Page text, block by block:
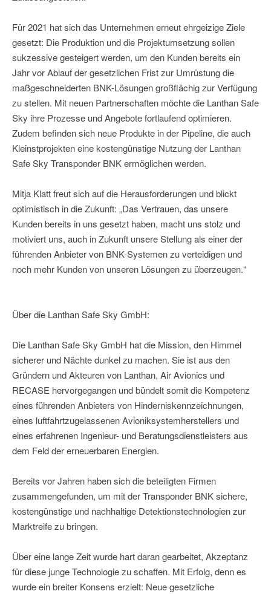
Für 2021 hat sich das Unternehmen erneut ehrgeizige Ziele
gesetzt: Die Produktion und die Projektumsetzung sollen
sukzessive gesteigert werden, um den Kunden bereits ein
Jahr vor Ablauf der gesetzlichen Frist zur Umrüstung die
maßgeschneiderten BNK-Lösungen großflächig zur Verfügung
zu stellen. Mit neuen Partnerschaften möchte die Lanthan Safe
Sky ihre Prozesse und Angebote fortlaufend optimieren.
Zudem befinden sich neue Produkte in der Pipeline, die auch
Kleinstprojekten eine kostengünstige Nutzung der Lanthan
Safe Sky Transponder BNK ermöglichen werden.
Mitja Klatt freut sich auf die Herausforderungen und blickt
optimistisch in die Zukunft: „Das Vertrauen, das unsere
Kunden bereits in uns gesetzt haben, macht uns stolz und
motiviert uns, auch in Zukunft unsere Stellung als einer der
führenden Anbieter von BNK-Systemen zu verteidigen und
noch mehr Kunden von unseren Lösungen zu überzeugen.“
Über die Lanthan Safe Sky GmbH:
Die Lanthan Safe Sky GmbH hat die Mission, den Himmel
sicherer und Nächte dunkel zu machen. Sie ist aus den
Gründern und Akteuren von Lanthan, Air Avionics und
RECASE hervorgegangen und bündelt somit die Kompetenz
eines führenden Anbieters von Hinderniskennzeichnungen,
eines luftfahrtzugelassenen Avioniksystemherstellers und
eines erfahrenen Ingenieur- und Beratungsdienstleisters aus
dem Feld der erneuerbaren Energien.
Bereits vor Jahren haben sich die beteiligten Firmen
zusammengefunden, um mit der Transponder BNK sichere,
kostengünstige und nachhaltige Detektionstechnologien zur
Marktreife zu bringen.
Über eine lange Zeit wurde hart daran gearbeitet, Akzeptanz
für diese junge Technologie zu schaffen. Mit Erfolg, denn es
wurde ein breiter Konsens erzielt: Neue gesetzliche